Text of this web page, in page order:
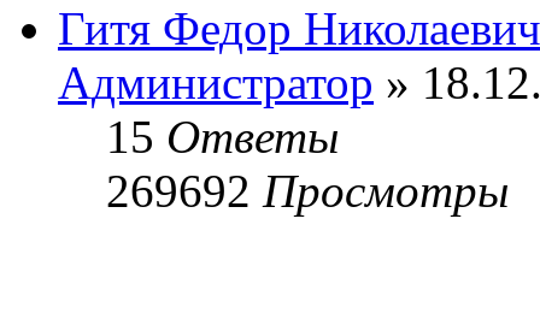
Гитя Федор Николаевич
Администратор »
15 Ответы
269692 Просмотры